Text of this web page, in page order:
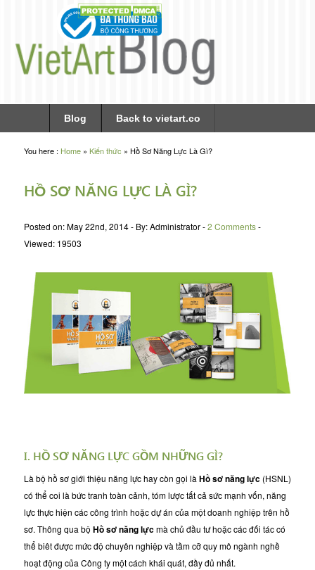
Blog Back to vietart.co
You here : Home » Kiến thức » Hồ Sơ Năng Lực Là Gì?
HỒ SƠ NĂNG LỰC LÀ GÌ?
Posted on:May 22nd, 2014 - By:Administrator -2 Comments-
Viewed: 19503
I. HỒ SƠ NĂNG LỰC GỒM NHỮNG GÌ?
Là bộ hồ sơ giới thiệu năng lực hay còn gọi là Hồ sơ năng lực(HSNL)
có thể coi là bức tranh toàn cảnh, tóm lược tất cả sức mạnh vốn, năng
lực thực hiện các công trình hoặc dự án của một doanh nghiệp trên hồ
sơ. Thông qua bộ Hồ sơ năng lựcmà chủ đầu tư hoặc các đối tác có
thể biêt được mức độ chuyên nghiệp và tầm cỡ quy mô ngành nghề
hoạt động của Công ty một cách khái quát, đầy đủ nhất.